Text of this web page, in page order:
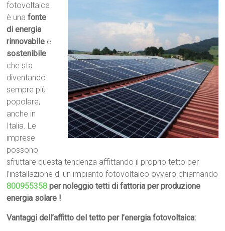
fotovoltaica
è unafonte
di energia
rinnovabile e
sostenibile
che sta
diventando
sempre più
popolare,
anche in
Italia. Le
imprese
possono
sfruttare questa tendenza affittando il proprio tetto per
l’installazione di un impianto fotovoltaico ovvero chiamando
800955358 per noleggio tetti di fattoria per produzione
energia solare !
Vantaggi dell’affitto del tetto per l’energia fotovoltaica: